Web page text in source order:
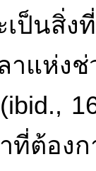
ป็นสิ่ง
แห่งช่
ที่ต้อง